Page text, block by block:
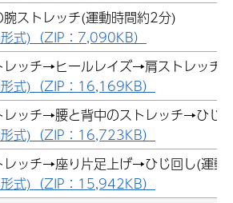
ストレッチ(運動時間約2分)
式)（ZIP：7,090KB）
ッチ→ヒールレイズ→肩ストレッチ(
式)（ZIP：16,169KB）
ッチ→腰と背中のストレッチ→ひじ
式)（ZIP：16,723KB）
ッチ→座り片足上げ→ひじ回し(運動
式)（ZIP：15,942KB）